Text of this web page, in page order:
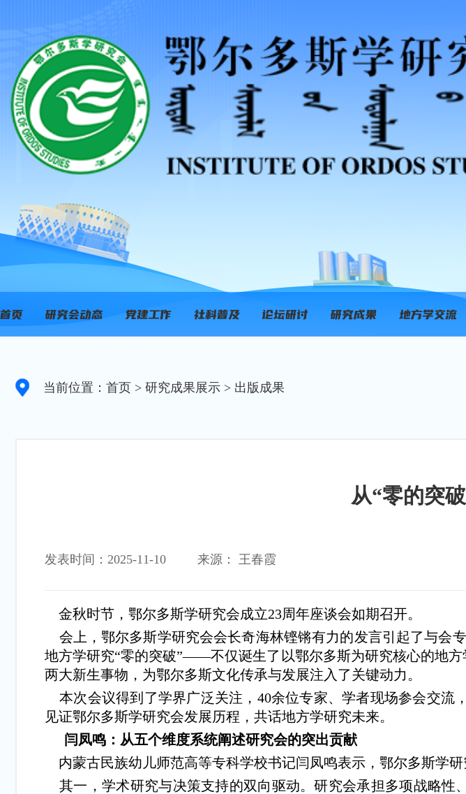
当前位置：首页 > 研究成果展示 > 出版成果
从“零的突
发表时间：2025-11-10 来源： 王春霞
金秋时节，鄂尔多斯学研究会成立23周年座谈会如期召开。
会上，鄂尔多斯学研究会会长奇海林铿锵有力的发言引起了与会
地方学研究“零的突破”——不仅诞生了以鄂尔多斯为研究核心的地
两大新生事物，为鄂尔多斯文化传承与发展注入了关键动力。
本次会议得到了学界广泛关注，40余位专家、学者现场参会交流
见证鄂尔多斯学研究会发展历程，共话地方学研究未来。
闫凤鸣：从五个维度系统阐述研究会的突出贡献
内蒙古民族幼儿师范高等专科学校书记闫凤鸣表示，鄂尔多斯学
其一，学术研究与决策支持的双向驱动。研究会承担多项战略性